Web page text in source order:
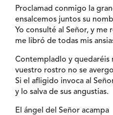
Proclamad conmigo la
ensalcemos juntos su
Yo consulté al Señor, y me
me libró de todas mis
Contempladlo y quedaréis
vuestro rostro no se
Si el afligido invoca al
y lo salva de sus angustias.
El ángel del Señor acampa